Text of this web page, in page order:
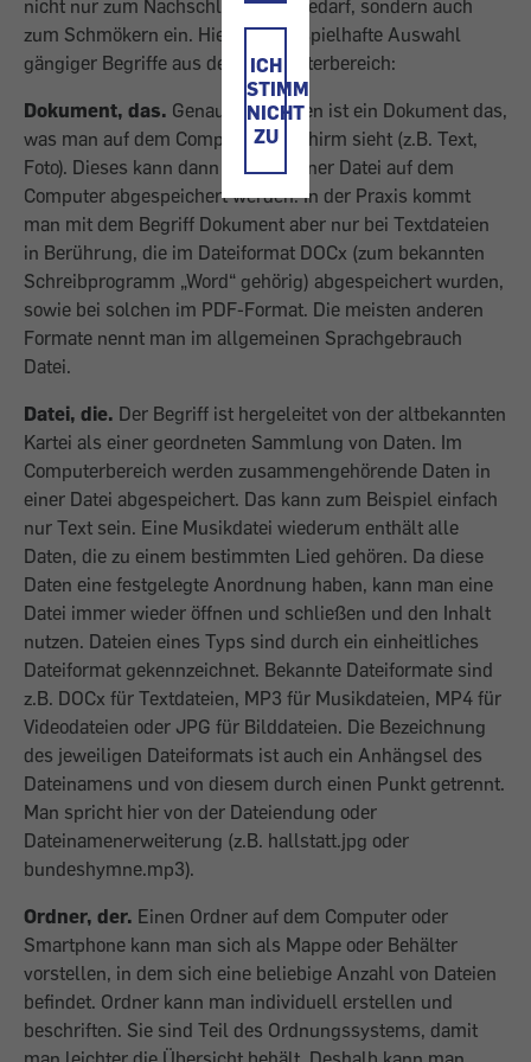
ICH
STIMME
NICHT
ZU
nicht nur zum Nachschlagen bei Bedarf, sondern auch
zum Schmökern ein. Hier eine beispielhafte Auswahl
gängiger Begriffe aus dem Computerbereich:
Dokument, das. Genau genommen ist ein Dokument das,
was man auf dem Computerbildschirm sieht (z.B. Text,
Foto). Dieses kann dann in Form einer Datei auf dem
Computer abgespeichert werden. In der Praxis kommt
man mit dem Begriff Dokument aber nur bei Textdateien
in Berührung, die im Dateiformat DOCx (zum bekannten
Schreibprogramm „Word“ gehörig) abgespeichert wurden,
sowie bei solchen im PDF-Format. Die meisten anderen
Formate nennt man im allgemeinen Sprachgebrauch
Datei.
Datei, die. Der Begriff ist hergeleitet von der altbekannten
Kartei als einer geordneten Sammlung von Daten. Im
Computerbereich werden zusammengehörende Daten in
einer Datei abgespeichert. Das kann zum Beispiel einfach
nur Text sein. Eine Musikdatei wiederum enthält alle
Daten, die zu einem bestimmten Lied gehören. Da diese
Daten eine festgelegte Anordnung haben, kann man eine
Datei immer wieder öffnen und schließen und den Inhalt
nutzen. Dateien eines Typs sind durch ein einheitliches
Dateiformat gekennzeichnet. Bekannte Dateiformate sind
z.B. DOCx für Textdateien, MP3 für Musikdateien, MP4 für
Videodateien oder JPG für Bilddateien. Die Bezeichnung
des jeweiligen Dateiformats ist auch ein Anhängsel des
Dateinamens und von diesem durch einen Punkt getrennt.
Man spricht hier von der Dateiendung oder
Dateinamenerweiterung (z.B. hallstatt.jpg oder
bundeshymne.mp3).
Ordner, der. Einen Ordner auf dem Computer oder
Smartphone kann man sich als Mappe oder Behälter
vorstellen, in dem sich eine beliebige Anzahl von Dateien
befindet. Ordner kann man individuell erstellen und
beschriften. Sie sind Teil des Ordnungssystems, damit